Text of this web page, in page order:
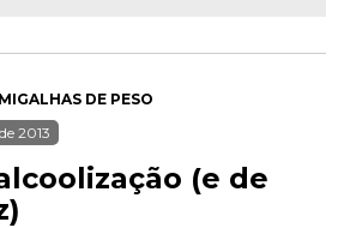
MIGALHAS DE PESO
2013
(e de